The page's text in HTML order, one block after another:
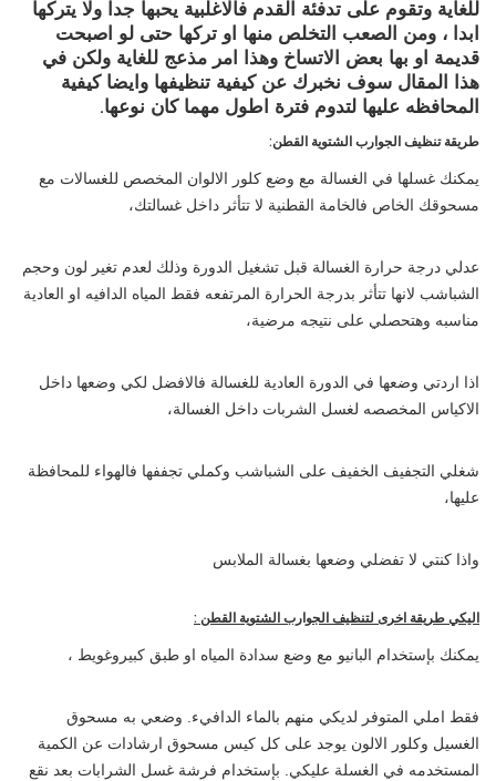
للغاية وتقوم على تدفئة القدم فالاغلبية يحبها جدا ولا يتركها
ابدا ، ومن الصعب التخلص منها او تركها حتى لو اصبحت
قديمة او بها بعض الاتساخ وهذا امر مذعج للغاية ولكن في
هذا المقال سوف نخبرك عن كيفية تنظيفها وايضا كيفية
المحافظه عليها لتدوم فترة اطول مهما كان نوعها.
طريقة تنظيف الجوارب الشتوية القطن:
يمكنك غسلها في الغسالة مع وضع كلور الالوان المخصص للغسالات مع
مسحوقك الخاص فالخامة القطنية لا تتأثر داخل غسالتك،
عدلي درجة حرارة الغسالة قبل تشغيل الدورة وذلك لعدم تغير لون وحجم
الشباشب لانها تتأثر بدرجة الحرارة المرتفعه فقط المياه الدافيه او العادية
مناسبه وهتحصلي على نتيجه مرضية،
اذا اردتي وضعها في الدورة العادية للغسالة فالافضل لكي وضعها داخل
الاكياس المخصصه لغسل الشربات داخل الغسالة،
شغلي التجفيف الخفيف على الشباشب وكملي تجففها فالهواء للمحافظة
عليها،
واذا كنتي لا تفضلي وضعها بغسالة الملابس
اليكي طريقة اخرى لتنظيف الجوارب الشتوية القطن :
يمكنك بإستخدام البانيو مع وضع سدادة المياه او طبق كبيروغويط ،
فقط املي المتوفر لديكي منهم بالماء الدافيء. وضعي به مسحوق
الغسيل وكلور الالون يوجد على كل كيس مسحوق ارشادات عن الكمية
المستخدمه في الغسلة عليكي. بإستخدام فرشة غسل الشرابات بعد نقع